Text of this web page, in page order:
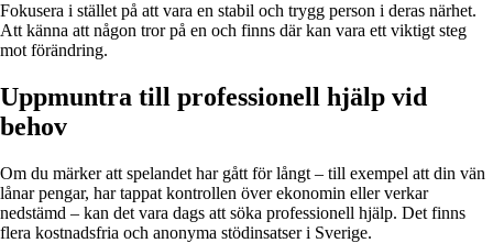
Fokusera i stället på att vara en stabil och trygg person i deras närhet.
Att känna att någon tror på en och finns där kan vara ett viktigt steg
mot förändring.
Uppmuntra till professionell hjälp vid
behov
Om du märker att spelandet har gått för långt – till exempel att din vän
lånar pengar, har tappat kontrollen över ekonomin eller verkar
nedstämd – kan det vara dags att söka professionell hjälp. Det finns
flera kostnadsfria och anonyma stödinsatser i Sverige.